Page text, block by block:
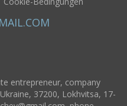
entrepreneur, company
37200, Lokhvitsa, 17-